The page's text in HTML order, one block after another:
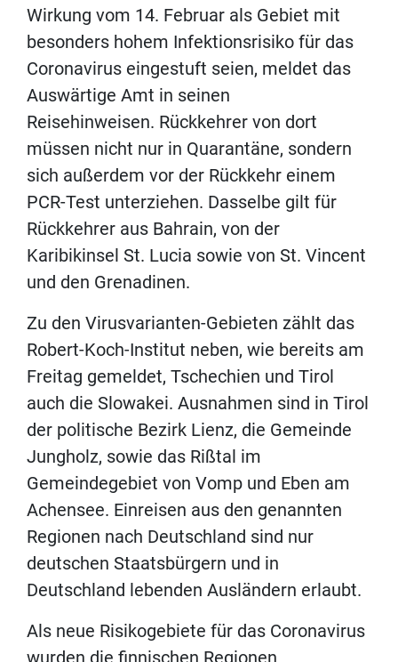
Wirkung vom 14. Februar als Gebiet mit
besonders hohem Infektionsrisiko für das
Coronavirus eingestuft seien, meldet das
Auswärtige Amt in seinen
Reisehinweisen. Rückkehrer von dort
müssen nicht nur in Quarantäne, sondern
sich außerdem vor der Rückkehr einem
PCR-Test unterziehen. Dasselbe gilt für
Rückkehrer aus Bahrain, von der
Karibikinsel St. Lucia sowie von St. Vincent
und den Grenadinen.
Zu den Virusvarianten-Gebieten zählt das
Robert-Koch-Institut neben, wie bereits am
Freitag gemeldet, Tschechien und Tirol
auch die Slowakei. Ausnahmen sind in Tirol
der politische Bezirk Lienz, die Gemeinde
Jungholz, sowie das Rißtal im
Gemeindegebiet von Vomp und Eben am
Achensee. Einreisen aus den genannten
Regionen nach Deutschland sind nur
deutschen Staatsbürgern und in
Deutschland lebenden Ausländern erlaubt.
Als neue Risikogebiete für das Coronavirus
wurden die finnischen Regionen